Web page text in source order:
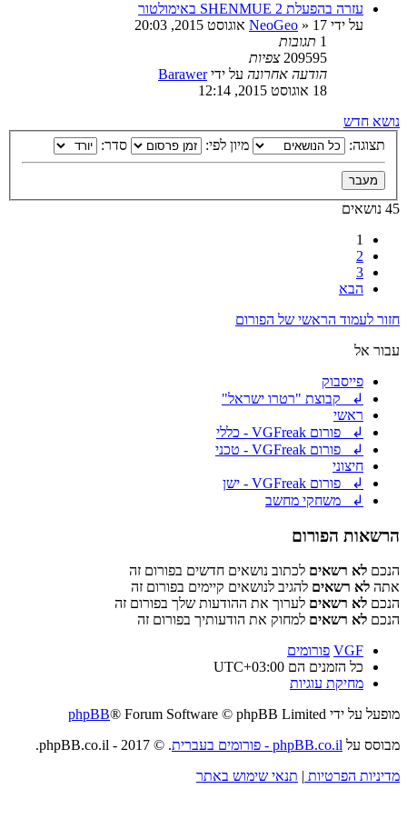
עזרה בהפעלת SHENMUE 2 באימולטור
על ידי
NeoGeo » 17 אוגוסט 2015, 20:03
1 תגובות
209595 צפיות
הודעה אחרונה על ידיBarawer
18 אוגוסט 2015, 12:14
נושא חדש
תצוגה:
מיון לפי: סדר:
45 נושאים
1
2
3
הבא
חזור לעמוד הראשי של הפורום
עבור אל
פייסבוק
↲ קבוצת "רטרו ישראל"
ראשי
↲ פורום VGFreak - כללי
↲ פורום VGFreak - טכני
חיצוני
↲ פורום VGFreak - ישן
↲ משחקי מחשב
הרשאות הפורום
הנכם לא רשאים לכתוב נושאים חדשים בפורום זה
אתה לא רשאים להגיב לנושאים קיימים בפורום זה
הנכם לא רשאים לערוך את ההודעות שלך בפורום זה
הנכם לא רשאים למחוק את הודעותיך בפורום זה
VGF פורומים
כל הזמנים הם UTC+03:00
מחיקת עוגיות
מופעל על ידי
phpBB® Forum Software © phpBB Limited
מבוסס על phpBB.co.il - פורומים בעברית
. © 2017 - phpBB.co.il.
מדיניות הפרטיות
תנאי שימוש באתר